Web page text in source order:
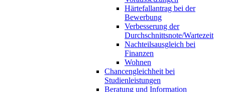
Härtefallantrag bei der
Bewerbung
Verbesserung der
Durchschnittsnote/Wartezeit
Nachteilsausgleich bei
Finanzen
Wohnen
Chancengleichheit bei
Studienleistungen
Beratung und Information